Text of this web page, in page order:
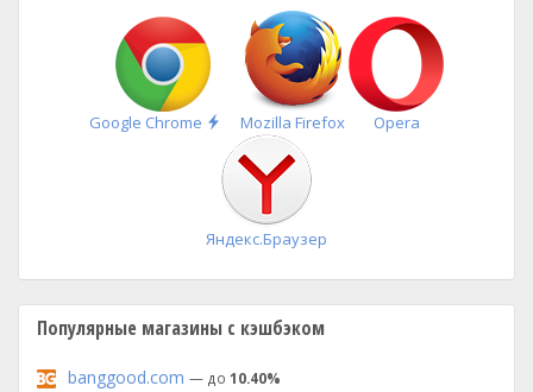
Google Chrome
Быстрая
установка
Mozilla Firefox Opera
Яндекс.Браузер
Популярные магазины с кэшбэком
banggood.com — до 10.40%